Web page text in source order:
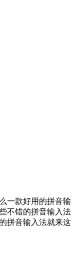
一款好用的拼音输
不错的拼音输入法
拼音输入法就来这